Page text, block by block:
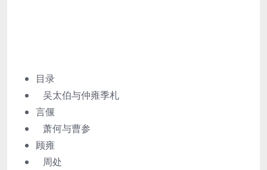
目录
吴太伯与仲雍季札
言偃
萧何与曹参
顾雍
周处